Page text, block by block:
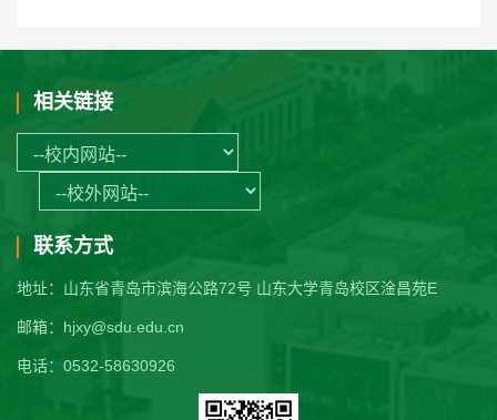
相关链接
联系方式
地址：山东省青岛市滨海公路72号 山东大学青岛校区淦昌苑E
邮箱：hjxy@sdu.edu.cn
电话：0532-58630926